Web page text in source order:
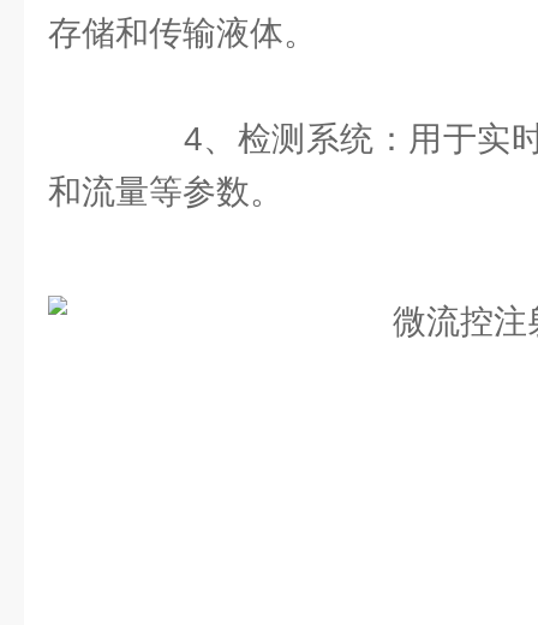
存储和传输液体。
4、检测系统：用于实时
和流量等参数。